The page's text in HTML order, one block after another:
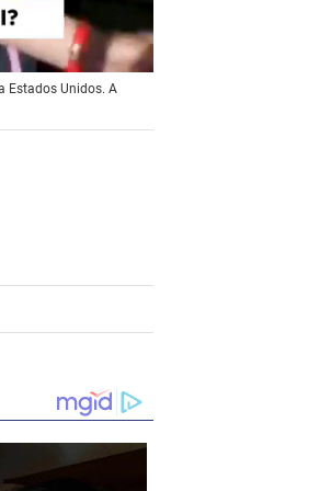
Estados Unidos. A